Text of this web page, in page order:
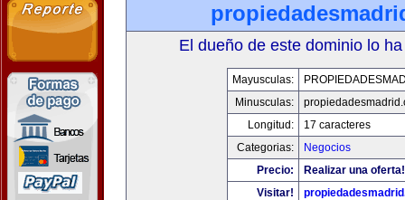
El dueño de este dominio lo
Mayusculas:
Minusculas:
Longitud:
17 caracteres
Categorias:
Negocios
Precio:
Realizar una oferta!
Visitar!